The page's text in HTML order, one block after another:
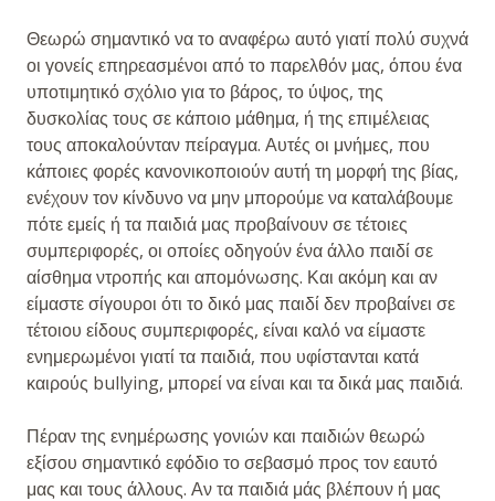
Θεωρώ σημαντικό να το αναφέρω αυτό γιατί πολύ συχνά
οι γονείς επηρεασμένοι από το παρελθόν μας, όπου ένα
υποτιμητικό σχόλιο για το βάρος, το ύψος, της
δυσκολίας τους σε κάποιο μάθημα, ή της επιμέλειας
τους αποκαλούνταν πείραγμα. Αυτές οι μνήμες, που
κάποιες φορές κανονικοποιούν αυτή τη μορφή της βίας,
ενέχουν τον κίνδυνο να μην μπορούμε να καταλάβουμε
πότε εμείς ή τα παιδιά μας προβαίνουν σε τέτοιες
συμπεριφορές, οι οποίες οδηγούν ένα άλλο παιδί σε
αίσθημα ντροπής και απομόνωσης. Και ακόμη και αν
είμαστε σίγουροι ότι το δικό μας παιδί δεν προβαίνει σε
τέτοιου είδους συμπεριφορές, είναι καλό να είμαστε
ενημερωμένοι γιατί τα παιδιά, που υφίστανται κατά
καιρούς bullying, μπορεί να είναι και τα δικά μας παιδιά.
Πέραν της ενημέρωσης γονιών και παιδιών θεωρώ
εξίσου σημαντικό εφόδιο το σεβασμό προς τον εαυτό
μας και τους άλλους. Αν τα παιδιά μάς βλέπουν ή μας